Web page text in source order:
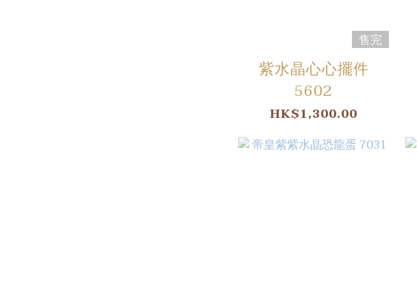
售完
紫水晶心心擺件
5602
HK$1,300.00